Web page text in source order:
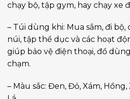
chạy bộ, tập gym, hay chạy xe
– Túi dùng khi: Mua sắm, đi bộ,
núi, tập thể dục và các hoạt
giúp bảo vệ điện thoại, đồ
chạm.
– Màu sắc: Đen, Đỏ, Xám,